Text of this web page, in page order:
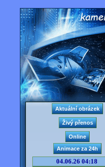
04.06.26 04:18